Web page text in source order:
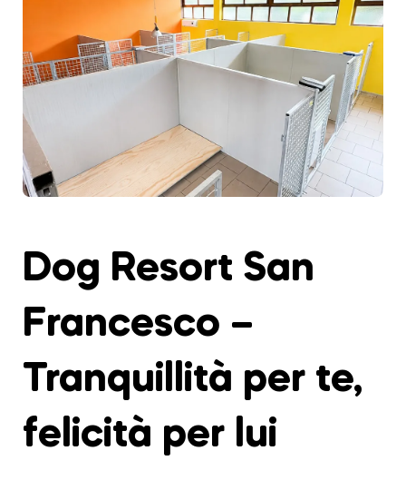
Dog Resort San
Francesco –
Tranquillità per te,
felicità per lui